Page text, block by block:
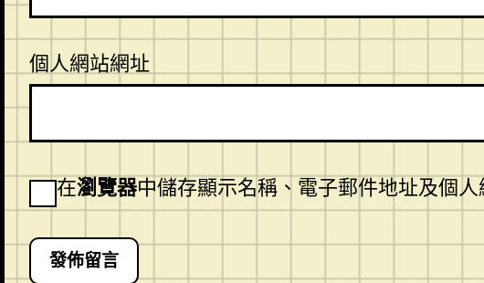
個人網站網址
在瀏覽器中儲存顯示名稱、電子郵件地址及個